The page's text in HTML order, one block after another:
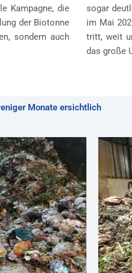
Kampagne, die
der Biotonne
sondern auch
sogar
im Mai
tritt, weit
das große
Monate ersichtlich